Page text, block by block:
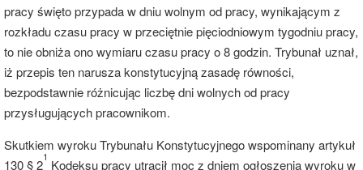
pracy święto przypada w dniu wolnym od pracy, wynikającym z
rozkładu czasu pracy w przeciętnie pięciodniowym tygodniu pracy,
to nie obniża ono wymiaru czasu pracy o 8 godzin. Trybunał uznał,
iż przepis ten narusza konstytucyjną zasadę równości,
bezpodstawnie różnicując liczbę dni wolnych od pracy
przysługujących pracownikom.
Skutkiem wyroku Trybunału Konstytucyjnego wspominany artykuł
130 § 21 Kodeksu pracy utracił moc z dniem ogłoszenia wyroku w